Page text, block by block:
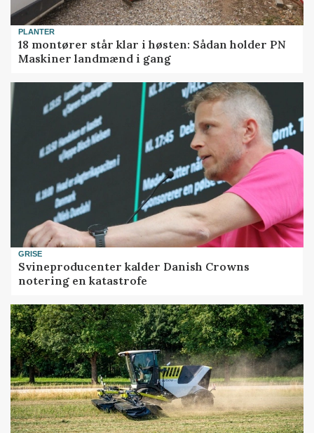
PLANTER
18 montører står klar i høsten: Sådan holder PN
Maskiner landmænd i gang
GRISE
Svineproducenter kalder Danish Crowns
notering en katastrofe